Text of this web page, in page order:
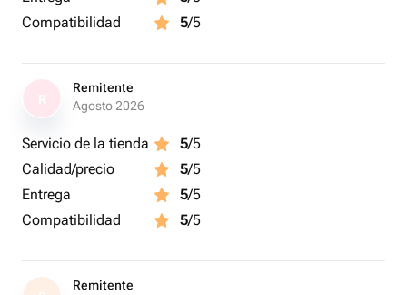
Compatibilidad
5/5
Remitente
Agosto 2026
Servicio de la tienda 5/5
Calidad/precio
5/5
Entrega
5/5
Compatibilidad
5/5
Remitente